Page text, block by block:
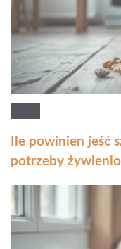
Ile powinien jeść
potrzeby